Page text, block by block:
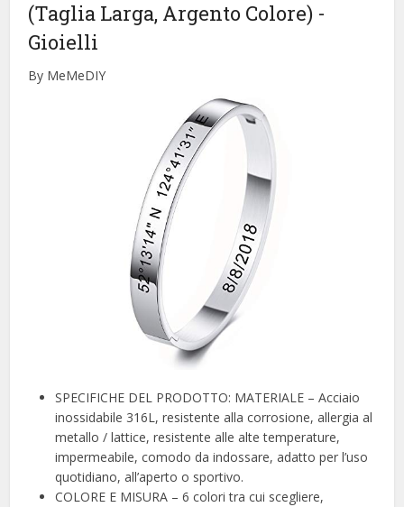
(Taglia Larga, Argento Colore) -
Gioielli
By MeMeDIY
SPECIFICHE DEL PRODOTTO: MATERIALE – Acciaio
inossidabile 316L, resistente alla corrosione, allergia al
metallo / lattice, resistente alle alte temperature,
impermeabile, comodo da indossare, adatto per l’uso
quotidiano, all’aperto o sportivo.
COLORE E MISURA – 6 colori tra cui scegliere,